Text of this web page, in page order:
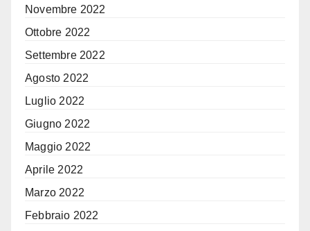
Novembre 2022
Ottobre 2022
Settembre 2022
Agosto 2022
Luglio 2022
Giugno 2022
Maggio 2022
Aprile 2022
Marzo 2022
Febbraio 2022